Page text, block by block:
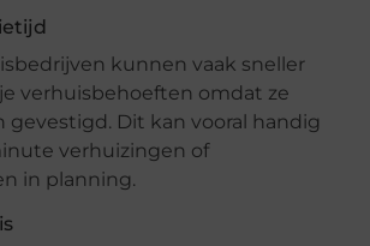
kunnen vaak sneller
verhuisbehoeften omdat ze
gevestigd. Dit kan vooral handig
verhuizingen of
in planning.